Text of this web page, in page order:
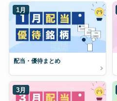
1月
配当・優待まとめ
3月